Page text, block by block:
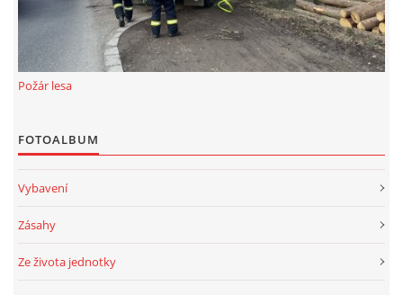
Požár lesa
FOTOALBUM
Vybavení
Zásahy
Ze života jednotky